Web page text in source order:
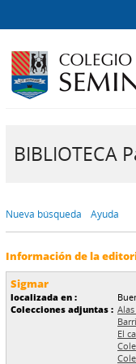
BIBLIOTECA
Nueva búsqueda Ayuda
Información de la
Sigmar
localizada en :
Colecciones adjuntas :
El